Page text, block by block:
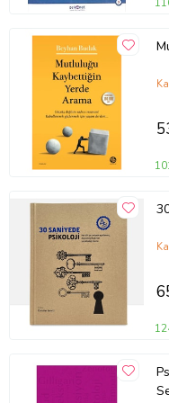
2. Hamur
Sayfa Sayısı 336
Yayın Dili
Türkçe
Yener Özen
Ürün Kodu:kcm39426513